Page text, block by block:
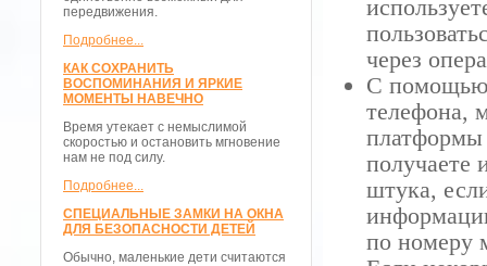
передвижения.
Подробнее...
КАК СОХРАНИТЬ
ВОСПОМИНАНИЯ И ЯРКИЕ
МОМЕНТЫ НАВЕЧНО
Время утекает с немыслимой
скоростью и остановить мгновение
нам не под силу.
Подробнее...
СПЕЦИАЛЬНЫЕ ЗАМКИ НА ОКНА
ДЛЯ БЕЗОПАСНОСТИ ДЕТЕЙ
Обычно, маленькие дети считаются
через
С помощью
телефона,
получаете
штука,
по номеру